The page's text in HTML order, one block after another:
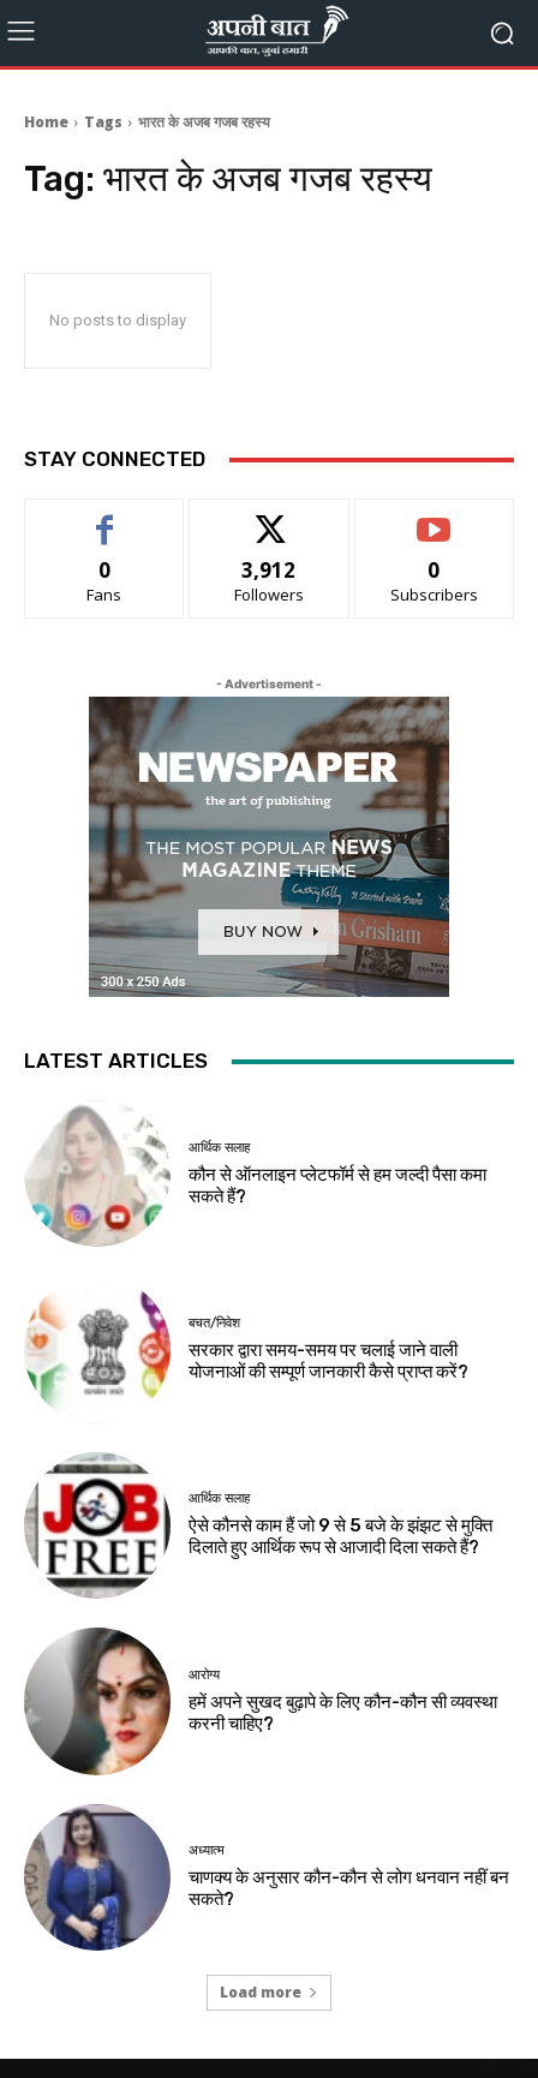
Home Tags भारत के अजब गजब रहस्य
Tag: भारत के अजब गजब रहस्य
No posts to display
STAY CONNECTED
0
Fans
3,912
Followers
0
Subscribers
- Advertisement -
LATEST ARTICLES
आर्थिक सलाह
कौन से ऑनलाइन प्लेटफॉर्म से हम जल्दी पैसा कमा
सकते हैं?
बचत/निवेश
सरकार द्वारा समय-समय पर चलाई जाने वाली
योजनाओं की सम्पूर्ण जानकारी कैसे प्राप्त करें?
आर्थिक सलाह
ऐसे कौनसे काम हैं जो 9 से 5 बजे के झंझट से मुक्ति
दिलाते हुए आर्थिक रूप से आजादी दिला सकते हैं?
आरोग्य
हमें अपने सुखद बुढ़ापे के लिए कौन-कौन सी व्यवस्था
करनी चाहिए?
अध्यात्म
चाणक्य के अनुसार कौन-कौन से लोग धनवान नहीं बन
सकते?
Load more